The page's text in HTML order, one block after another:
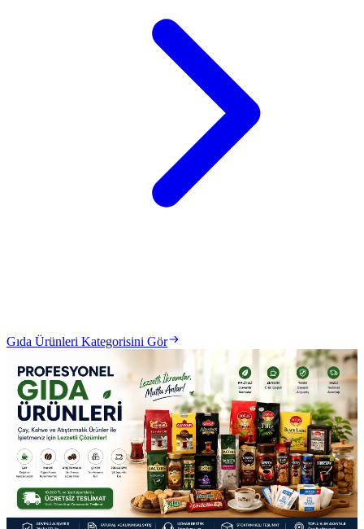
Gıda Ürünleri Kategorisini Gör